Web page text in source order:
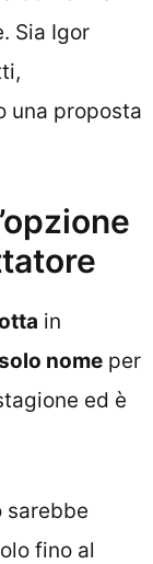
Sia Igor
una proposta
in
nome per
ed è
sarebbe
fino al